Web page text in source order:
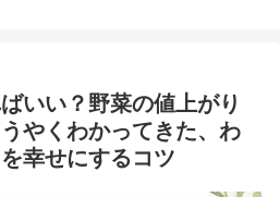
いい？野菜の値上がり
やくわかってきた、わ
幸せにするコツ